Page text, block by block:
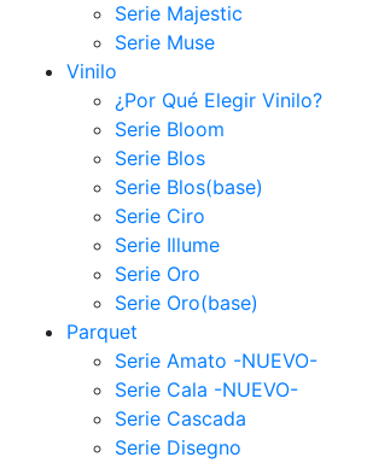
Serie Majestic
Serie Muse
Vinilo
¿Por Qué Elegir Vinilo?
Serie Bloom
Serie Blos
Serie Blos(base)
Serie Ciro
Serie Illume
Serie Oro
Serie Oro(base)
Parquet
Serie Amato -NUEVO-
Serie Cala -NUEVO-
Serie Cascada
Serie Disegno